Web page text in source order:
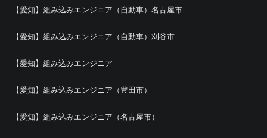
【愛知】組み込みエンジニア（自動車）名古屋市
【愛知】組み込みエンジニア（自動車）刈谷市
【愛知】組み込みエンジニア
【愛知】組み込みエンジニア（豊田市）
【愛知】組み込みエンジニア（名古屋市）